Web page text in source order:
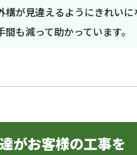
構が見違えるようにきれいに
も減って助かっています。
がお客様の工事を